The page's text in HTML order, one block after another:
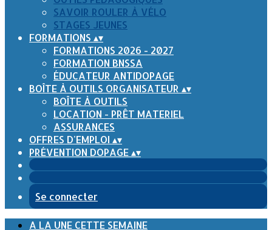
SAVOIR ROULER À VÉLO
STAGES JEUNES
FORMATIONS ▴▾
FORMATIONS 2026 - 2027
FORMATION BNSSA
ÉDUCATEUR ANTIDOPAGE
BOÎTE À OUTILS ORGANISATEUR ▴▾
BOÎTE À OUTILS
LOCATION - PRÊT MATERIEL
ASSURANCES
OFFRES D'EMPLOI ▴▾
PRÉVENTION DOPAGE▴▾
Se connecter
A LA UNE CETTE SEMAINE